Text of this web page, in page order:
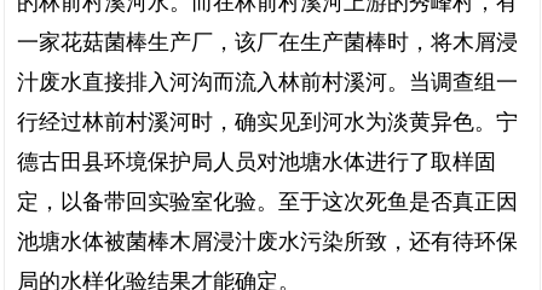
一家花菇菌棒生产厂，该厂在生产菌棒时，将木屑浸
汁废水直接排入河沟而流入林前村溪河。当调查组一
行经过林前村溪河时，确实见到河水为淡黄异色。宁
德古田县环境保护局人员对池塘水体进行了取样固
定，以备带回实验室化验。至于这次死鱼是否真正因
池塘水体被菌棒木屑浸汁废水污染所致，还有待环保
局的水样化验结果才能确定。